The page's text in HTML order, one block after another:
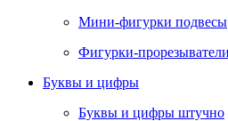
Мини-фигурки подвесы
Фигурки-
Буквы и цифры
Буквы и цифры штучно